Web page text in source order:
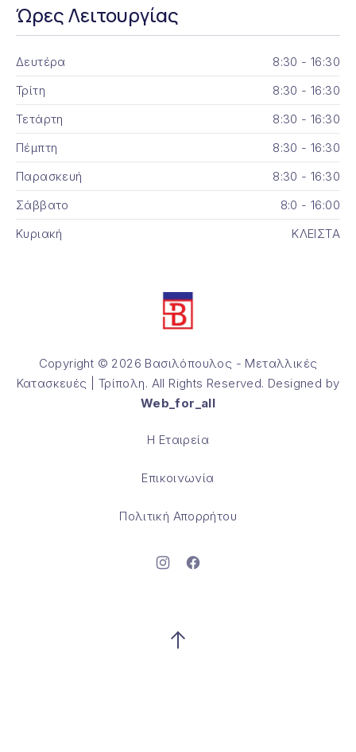
Ώρες Λειτουργίας
Δευτέρα
8:30 - 16:30
Τρίτη
8:30 - 16:30
Τετάρτη
8:30 - 16:30
Πέμπτη
8:30 - 16:30
Παρασκευή
8:30 - 16:30
Σάββατο
8:0 - 16:00
Κυριακή
ΚΛΕΙΣΤΑ
Copyright © 2026 Βασιλόπουλος - Μεταλλικές
Κατασκευές | Τρίπολη. All Rights Reserved. Designed by
Web_for_all
Η Εταιρεία
Επικοινωνία
Πολιτική Απορρήτου
Νέο παράθυρο
Νέο παράθυρο